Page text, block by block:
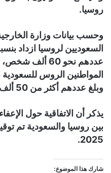
روسيا.
وحسب بيانات وزارة
عددهم نحو 60
وبلغ عددهم أكثر من 50 ألف سائح.
يذكر أن الاتفاقية حول
2025.
شارك هذا الموضوع: